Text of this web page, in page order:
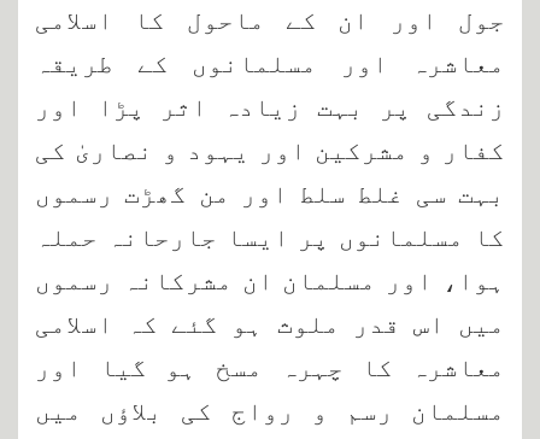
جول اور ان کے ماحول کا اسلامی
معاشرہ اور مسلمانوں کے طریقہ
زندگی پر بہت زیادہ اثر پڑا اور
کفار و مشرکین اور یہود و نصاریٰ کی
بہت سی غلط سلط اور من گھڑت رسموں
کا مسلمانوں پر ایسا جارحانہ حملہ
ہوا، اور مسلمان ان مشرکانہ رسموں
میں اس قدر ملوث ہو گئے کہ اسلامی
معاشرہ کا چہرہ مسخ ہو گیا اور
مسلمان رسم و رواج کی بلاؤں میں